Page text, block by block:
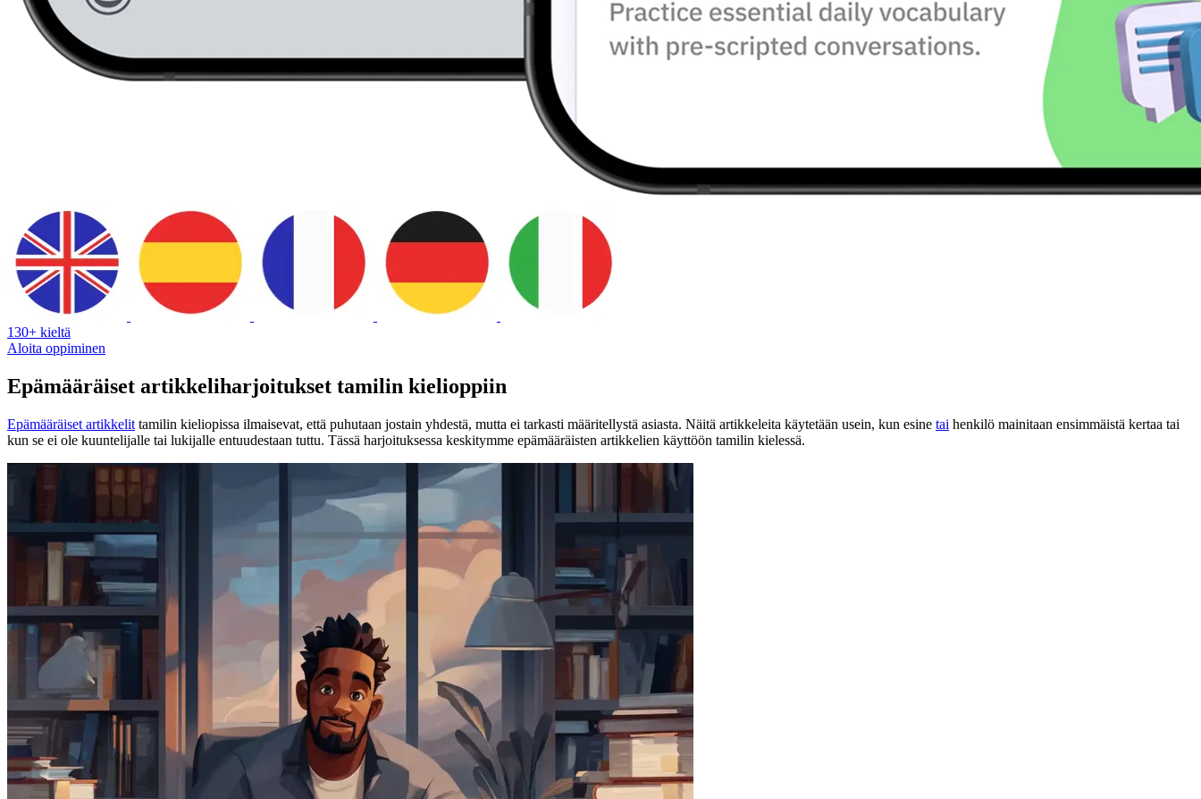
130+ kieltä
Aloita oppiminen
Epämääräiset artikkeliharjoitukset tamilin kielioppiin
Epämääräiset artikkelit tamilin kieliopissa ilmaisevat, että puhutaan jostain yhdestä, mutta ei tarkasti määritellystä asiasta. Näitä artikkeleita käytetään usein, kun esine tai henkilö mainitaan ensimmäistä kertaa tai
kun se ei ole kuuntelijalle tai lukijalle entuudestaan tuttu. Tässä harjoituksessa keskitymme epämääräisten artikkelien käyttöön tamilin kielessä.